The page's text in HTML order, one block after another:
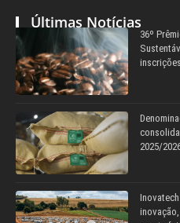
Últimas Notícias
36º
2025/